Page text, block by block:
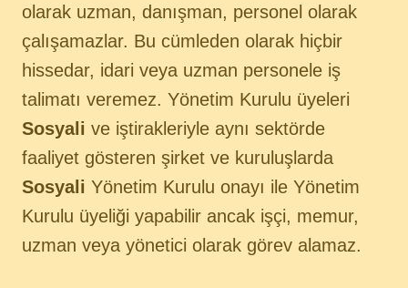
olarak uzman, danışman, personel olarak
çalışamazlar. Bu cümleden olarak hiçbir
hissedar, idari veya uzman personele iş
talimatı veremez. Yönetim Kurulu üyeleri
Sosyali ve iştirakleriyle aynı sektörde
faaliyet gösteren şirket ve kuruluşlarda
Sosyali Yönetim Kurulu onayı ile Yönetim
Kurulu üyeliği yapabilir ancak işçi, memur,
uzman veya yönetici olarak görev alamaz.